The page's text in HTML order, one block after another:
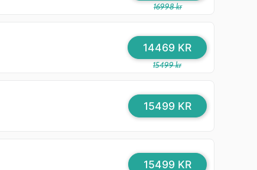
16998 kr
15499 kr
14469 KR
15499 KR
15499 KR